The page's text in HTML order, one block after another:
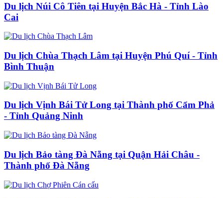
Du lịch Núi Cô Tiên tại Huyện Bắc Hà - Tỉnh Lào
Cai
Du lịch Chùa Thạch Lâm tại Huyện Phú Quí - Tỉnh
Bình Thuận
Du lịch Vịnh Bái Tử Long tại Thành phố Cẩm Phả
- Tỉnh Quảng Ninh
Du lịch Bảo tàng Đà Nẵng tại Quận Hải Châu -
Thành phố Đà Nẵng